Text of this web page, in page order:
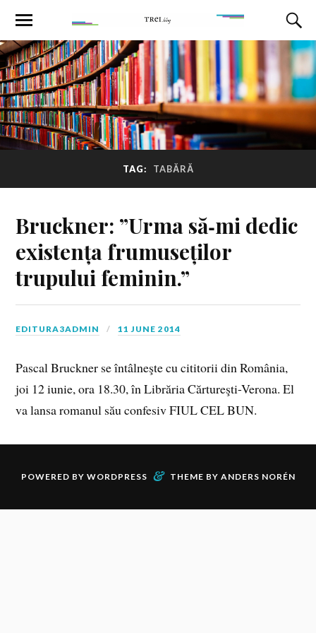
TAG: TABĂRĂ
Bruckner: ”Urma să‑mi dedic
existența frumuseților
trupului feminin.”
EDITURA3ADMIN 11 JUNE 2014
Pascal Bruckner se întâlneşte cu cititorii din România,
joi 12 iunie, ora 18.30, în Librăria Cărtureşti-Verona. El
va lansa romanul său confesiv FIUL CEL BUN.
POWERED BY WORDPRESS & THEME BY ANDERS NORÉN